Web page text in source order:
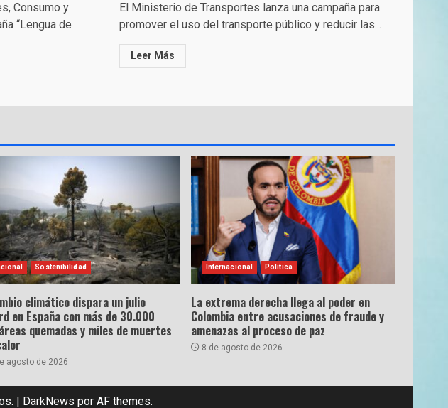
Consumo y
“Lengua de
El Ministerio de Transportes lanza una campaña para
promover el uso del transporte público y reducir las...
Leer Más
Sostenibilidad
climático dispara un julio
en España con más de 30.000
quemadas y miles de muertes
agosto de 2026
Internacional Política
La extrema derecha llega al poder en
Colombia entre acusaciones de fraude y
amenazas al proceso de paz
8 de agosto de 2026
| DarkNews por AF themes.